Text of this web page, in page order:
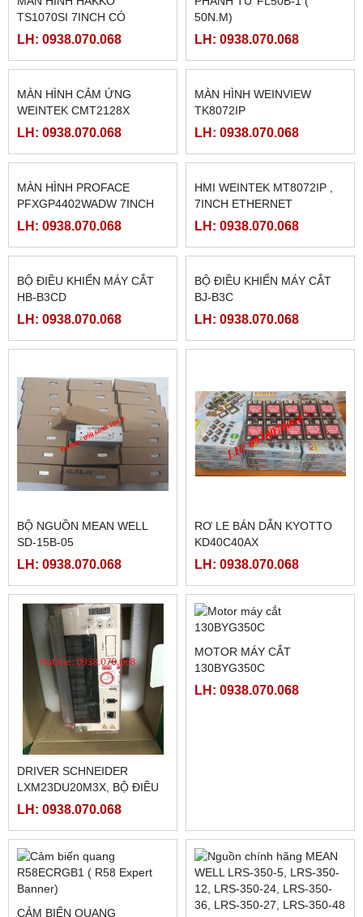
HỘP ĐIỀU KHIỂN THẮNG
LH: 0938.070.068
HỘP THẮNG TỪ GXZK-C
LH: 0938.070.068
MÀN HÌNH HAKKO
TS1070SI 7INCH CÓ
LH: 0938.070.068
PHANH TỪ FL50B-1 (
50N.M)
LH: 0938.070.068
MÀN HÌNH CẢM ỨNG
WEINTEK CMT2128X
LH: 0938.070.068
MÀN HÌNH WEINVIEW
TK8072IP
LH: 0938.070.068
MÀN HÌNH PROFACE
PFXGP4402WADW 7INCH
LH: 0938.070.068 LH: 0938.070.068